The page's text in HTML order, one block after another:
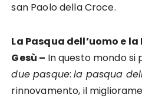
san Paolo della Croce.
La Pasqua dell’uomo e
Gesù – In questo mondo si
due pasque:la pasqua
rinnovamento, il